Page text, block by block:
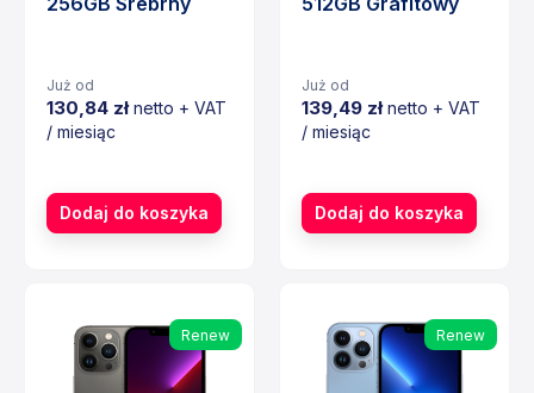
Już od
130,84 złnetto + VAT
/ miesiąc
Dodaj do koszyka
Już od
139,49 złnetto + VAT
/ miesiąc
Dodaj do koszyka
Renew Renew